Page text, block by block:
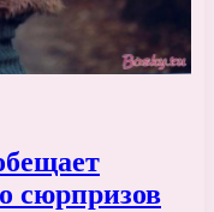
сюрпризов